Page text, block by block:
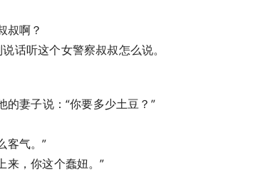
叔啊？
话听这个女警察叔叔怎么说。
妻子说：“你要多少土豆？”
客气。”
来，你这个蠢妞。”